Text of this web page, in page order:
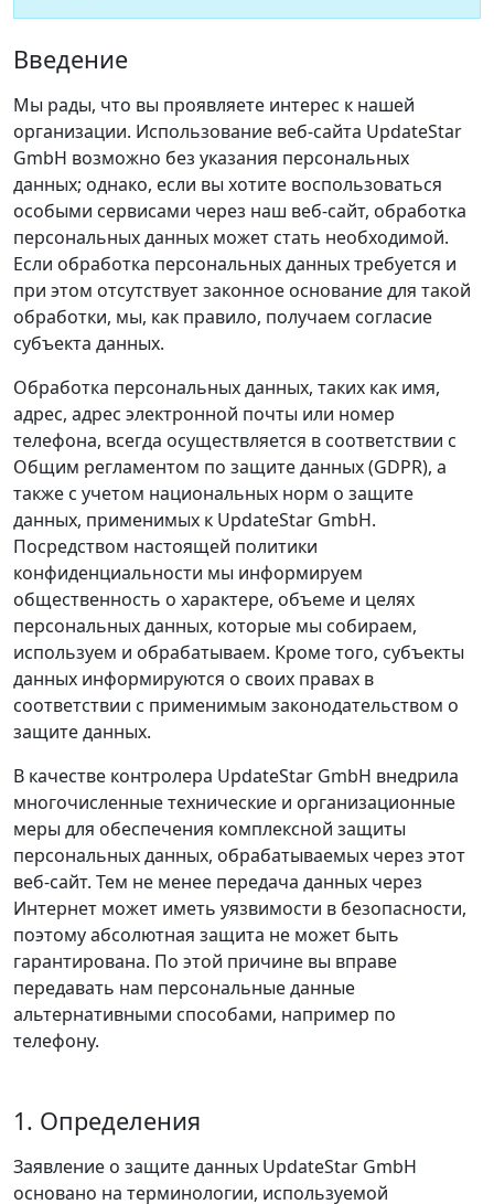
Введение
Мы рады, что вы проявляете интерес к нашей
организации. Использование веб‑сайта UpdateStar
GmbH возможно без указания персональных
данных; однако, если вы хотите воспользоваться
особыми сервисами через наш веб‑сайт, обработка
персональных данных может стать необходимой.
Если обработка персональных данных требуется и
при этом отсутствует законное основание для такой
обработки, мы, как правило, получаем согласие
субъекта данных.
Обработка персональных данных, таких как имя,
адрес, адрес электронной почты или номер
телефона, всегда осуществляется в соответствии с
Общим регламентом по защите данных (GDPR), а
также с учетом национальных норм о защите
данных, применимых к UpdateStar GmbH.
Посредством настоящей политики
конфиденциальности мы информируем
общественность о характере, объеме и целях
персональных данных, которые мы собираем,
используем и обрабатываем. Кроме того, субъекты
данных информируются о своих правах в
соответствии с применимым законодательством о
защите данных.
В качестве контролера UpdateStar GmbH внедрила
многочисленные технические и организационные
меры для обеспечения комплексной защиты
персональных данных, обрабатываемых через этот
веб‑сайт. Тем не менее передача данных через
Интернет может иметь уязвимости в безопасности,
поэтому абсолютная защита не может быть
гарантирована. По этой причине вы вправе
передавать нам персональные данные
альтернативными способами, например по
телефону.
1. Определения
Заявление о защите данных UpdateStar GmbH
основано на терминологии, используемой